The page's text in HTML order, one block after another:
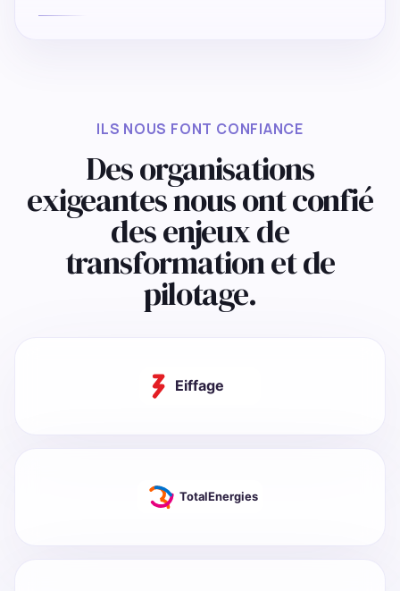
ILS NOUS FONT CONFIANCE
Des organisations
exigeantes nous ont confié
des enjeux de
transformation et de
pilotage.